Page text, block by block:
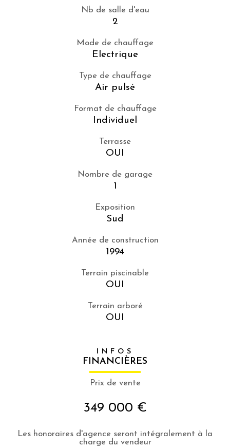
Nb de salle d'eau
2
Mode de chauffage
Electrique
Type de chauffage
Air pulsé
Format de chauffage
Individuel
Terrasse
OUI
Nombre de garage
1
Exposition
Sud
Année de construction
1994
Terrain piscinable
OUI
Terrain arboré
OUI
INFOS
FINANCIÈRES
Prix de vente
349 000 €
Les honoraires d'agence seront intégralement à la
charge du vendeur